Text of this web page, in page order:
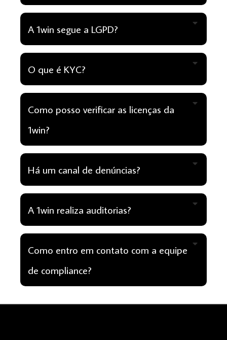
A 1win segue a LGPD?
O que é KYC?
Como posso verificar as licenças da
1win?
Há um canal de denúncias?
A 1win realiza auditorias?
Como entro em contato com a equipe
de compliance?